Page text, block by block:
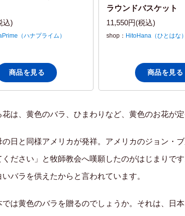
込)
（ハナプライム）
商品を見る
ラウンドバスケット
11,550円(税込)
shop： HitoHana（ひとはな）
商品を見る
は、黄色のバラ、ひまわりなど、黄色のお花が定
の日と同様アメリカが発祥。アメリカのジョン・
ください」と牧師教会へ嘆願したのがはじまりで
バラを供えたからと言われています。
では黄色のバラを贈るのでしょうか。それは、日